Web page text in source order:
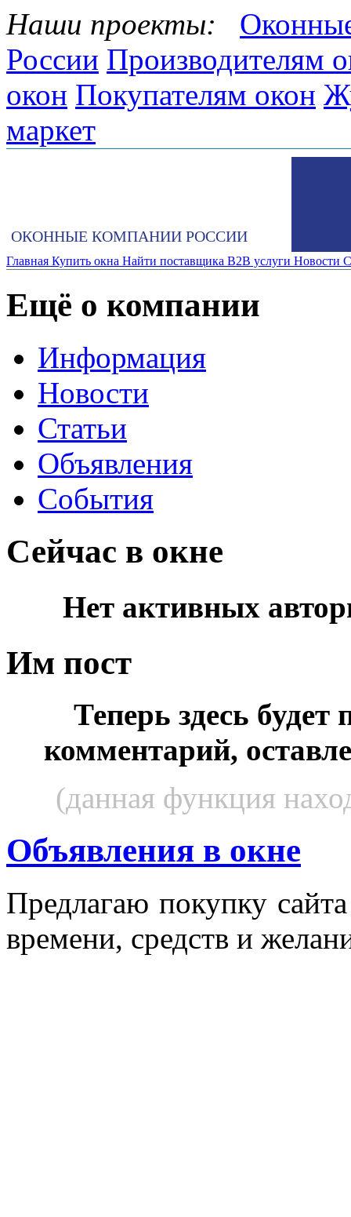
Наши проекты:
России Производителям
окон Покупателям окон
маркет
ОКОННЫЕ КОМПАНИИ РОССИИ
Главная Купить окна Найти поставщика B2B услуги Новости
Ещё о компании
Информация
Новости
Статьи
Объявления
События
Сейчас в окне
Нет активных
Им пост
Теперь здесь будет
комментарий,
(данная функция
Объявления в окне
Пред­ла­гаю по­куп­ку
вре­мени, средств и